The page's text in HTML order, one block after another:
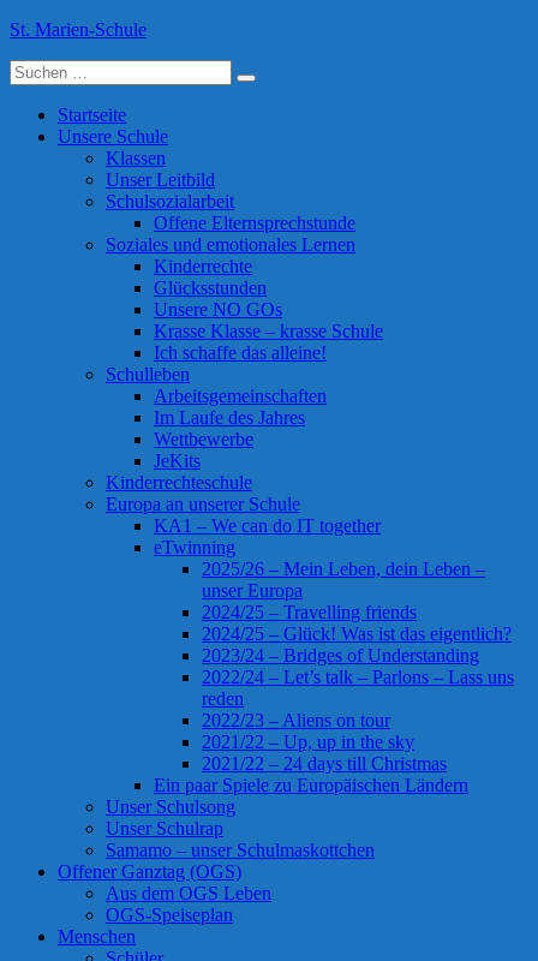
Skip
content
St. Marien-Schule
Katholische Grundschule in Moers
Suche
nach:
Startseite
Unsere Schule
Klassen
Unser Leitbild
Schulsozialarbeit
Offene Elternsprechstunde
Soziales und emotionales Lernen
Kinderrechte
Glücksstunden
Unsere NO GOs
Krasse Klasse – krasse Schule
Ich schaffe das alleine!
Schulleben
Arbeitsgemeinschaften
Im Laufe des Jahres
Wettbewerbe
JeKits
Kinderrechteschule
Europa an unserer Schule
KA1 – We can do IT together
eTwinning
2025/26 – Mein Leben, dein Leben –
unser Europa
2024/25 – Travelling friends
2024/25 – Glück! Was ist das eigentlich?
2023/24 – Bridges of Understanding
2022/24 – Let’s talk – Parlons – Lass uns
reden
2022/23 – Aliens on tour
2021/22 – Up, up in the sky
2021/22 – 24 days till Christmas
Ein paar Spiele zu Europäischen Ländern
Unser Schulsong
Unser Schulrap
Samamo – unser Schulmaskottchen
Offener Ganztag (OGS)
Aus dem OGS Leben
OGS-Speiseplan
Menschen